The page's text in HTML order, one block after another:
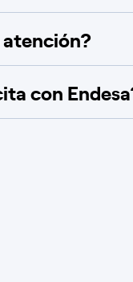
con